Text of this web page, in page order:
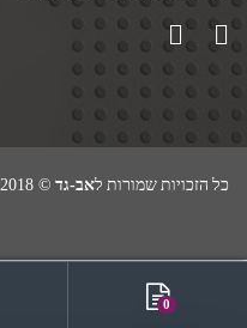
כל הזכויות שמורות לאב-גד© 2001-2018 - מערכות מתח נמוך מתקדמות
0